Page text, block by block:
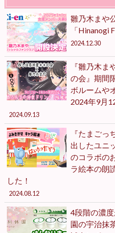
雛乃木まや
「Hinanogi
2024.12.30
『雛乃木
の会』期間
ボルームや
2024年9月
2024.09.13
『たまごっ
出したユニ
のコラボの
ラ絵本の朗
した！
2024.08.12
4段階の濃
園の宇治抹